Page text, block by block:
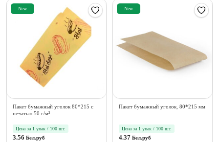
New
Пакет бумажный уголок 80*215 с
печатью 50 г/м²
Цена за 1 упак / 100 шт.
3.56 Бел.руб
New
Пакет бумажный уголок, 80*215 мм
Цена за 1 упак / 100 шт.
4.37 Бел.руб